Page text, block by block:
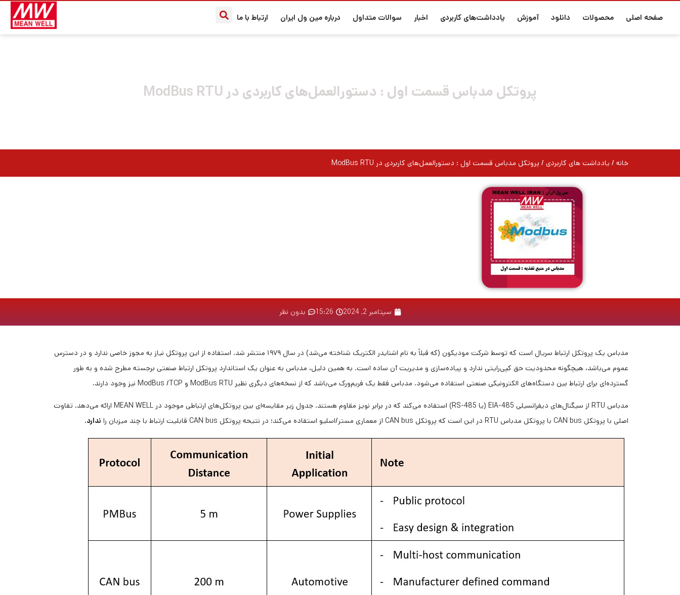
صفحه اصلی محصولات دانلود آموزش یادداشت‌های کاربردی اخبار سوالات متداول درباره مین ول ایران ارتباط با ما
پروتکل مدباس قسمت اول : دستورالعمل‌های کاربردی در ModBus RTU
خانه / یادداشت های کاربردی / پروتکل مدباس قسمت اول : دستورالعمل‌های کاربردی در ModBus RTU
سپتامبر 2, 2024 15:26 بدون نظر
مدباس یک پروتکل ارتباط سریال است که توسط شرکت مودیکون (که قبلاً به نام اشنایدر الکتریک شناخته می‌شد) در سال ۱۹۷۹ منتشر شد. استفاده از این پروتکل نیاز به مجوز خاصی ندارد و در دسترس
عموم می‌باشد، هیچگونه محدودیت حق کپی‌رایتی ندارد و پیاده‌سازی و مدیریت آن ساده است. به همین دلیل، مدباس به عنوان یک استاندارد پروتکل ارتباط صنعتی برجسته مطرح شده و به طور
گسترده‌ای برای ارتباط بین دستگاه‌های الکترونیکی صنعتی استفاده می‌شود. مدباس فقط یک فریم‌ورک می‌باشد که از نسخه‌های دیگری نظیر ModBus RTU و ModBus /TCP نیز وجود دارند.
مدباس RTU از سیگنال‌های دیفرانسیلی EIA-485 (یا RS-485) استفاده می‌کند که در برابر نویز مقاوم هستند. جدول زیر مقایسه‌ای بین پروتکل‌های ارتباطی موجود در MEAN WELL ارائه می‌دهد. تفاوت
اصلی با پروتکل CAN bus با پروتکل مدباس RTU در این است که پروتکل CAN bus از معماری مستر/اسلیو استفاده می‌کند؛ در نتیحه پروتکل CAN bus قابلیت ارتباط با چند میزبان را
ندارد.